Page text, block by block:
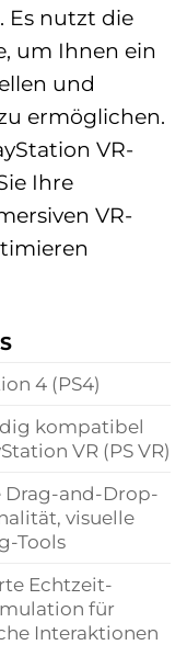
Es nutzt die
um Ihnen ein
und
ermöglichen.
VR-
Ihre
VR-
4 (PS4)
kompatibel
VR (PS VR)
Drag-and-Drop-
visuelle
Tools
Echtzeit-
für
Interaktionen